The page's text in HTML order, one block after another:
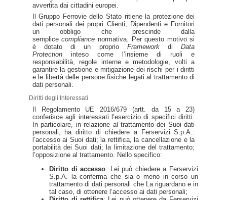
avvertita dai cittadini europei.
Il Gruppo Ferrovie dello Stato ritiene la protezione dei
dati personali dei propri Clienti, Dipendenti e Fornitori
un obbligo che prescinde dalla
semplicecompliance normativa. Per questo motivo si
è dotato di un proprio FrameworkdiData
Protectioninteso come l’insieme di ruoli e
responsabilità, regole interne e metodologie, volti a
garantire la gestione e mitigazione dei rischi per i diritti
e le libertà delle persone fisiche legati al trattamento di
dati personali.
Diritti degli Interessati
Il Regolamento UE 2016/679 (artt. da 15 a 23)
conferisce agli interessati l’esercizio di specifici diritti.
In particolare, in relazione al trattamento dei Suoi dati
personali, ha diritto di chiedere a Ferservizi S.p.A.:
l’accesso ai Suoi dati; la rettifica, la cancellazione e la
portabilità dei Suoi dati; la limitazione del trattamento;
l’opposizione al trattamento. Nello specifico:
Diritto di accesso: Lei può chiedere a Ferservizi
S.p.A. la conferma che sia o meno in corso un
trattamento di dati personali che La riguardano e in
tal caso, di ottenere l’accesso ai dati personali;